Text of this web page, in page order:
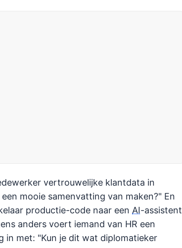
vertrouwelijke klantdata in
mooie samenvatting van maken?" En
productie-code naar een AI-assistent
anders voert iemand van HR een
in met: "Kun je dit wat diplomatieker